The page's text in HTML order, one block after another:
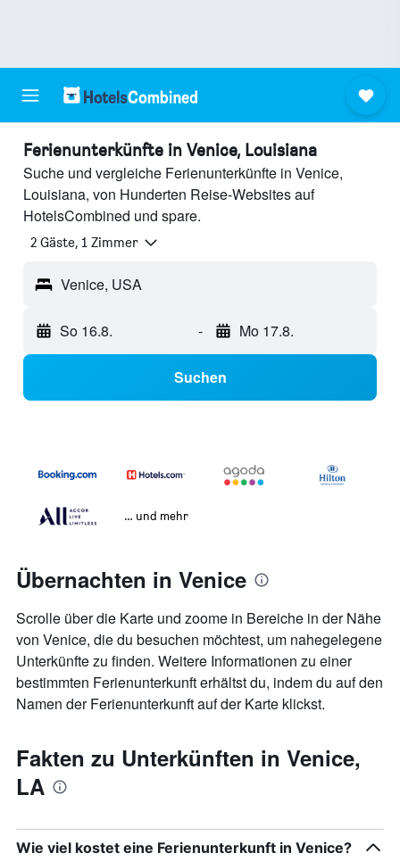
Ferienunterkünfte in Venice, Louisiana
Suche und vergleiche Ferienunterkünfte in Venice,
Louisiana, von Hunderten Reise-Websites auf
HotelsCombined und spare.
2 Gäste, 1 Zimmer
Venice, USA
So 16.8. - Mo 17.8.
Suchen
… und mehr
Übernachten in Venice
Scrolle über die Karte und zoome in Bereiche in der Nähe
von Venice, die du besuchen möchtest, um nahegelegene
Unterkünfte zu finden. Weitere Informationen zu einer
bestimmten Ferienunterkunft erhältst du, indem du auf den
Namen der Ferienunterkunft auf der Karte klickst.
Fakten zu Unterkünften in Venice,
LA
Wie viel kostet eine Ferienunterkunft in Venice?